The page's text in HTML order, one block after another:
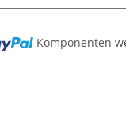
Komponenten